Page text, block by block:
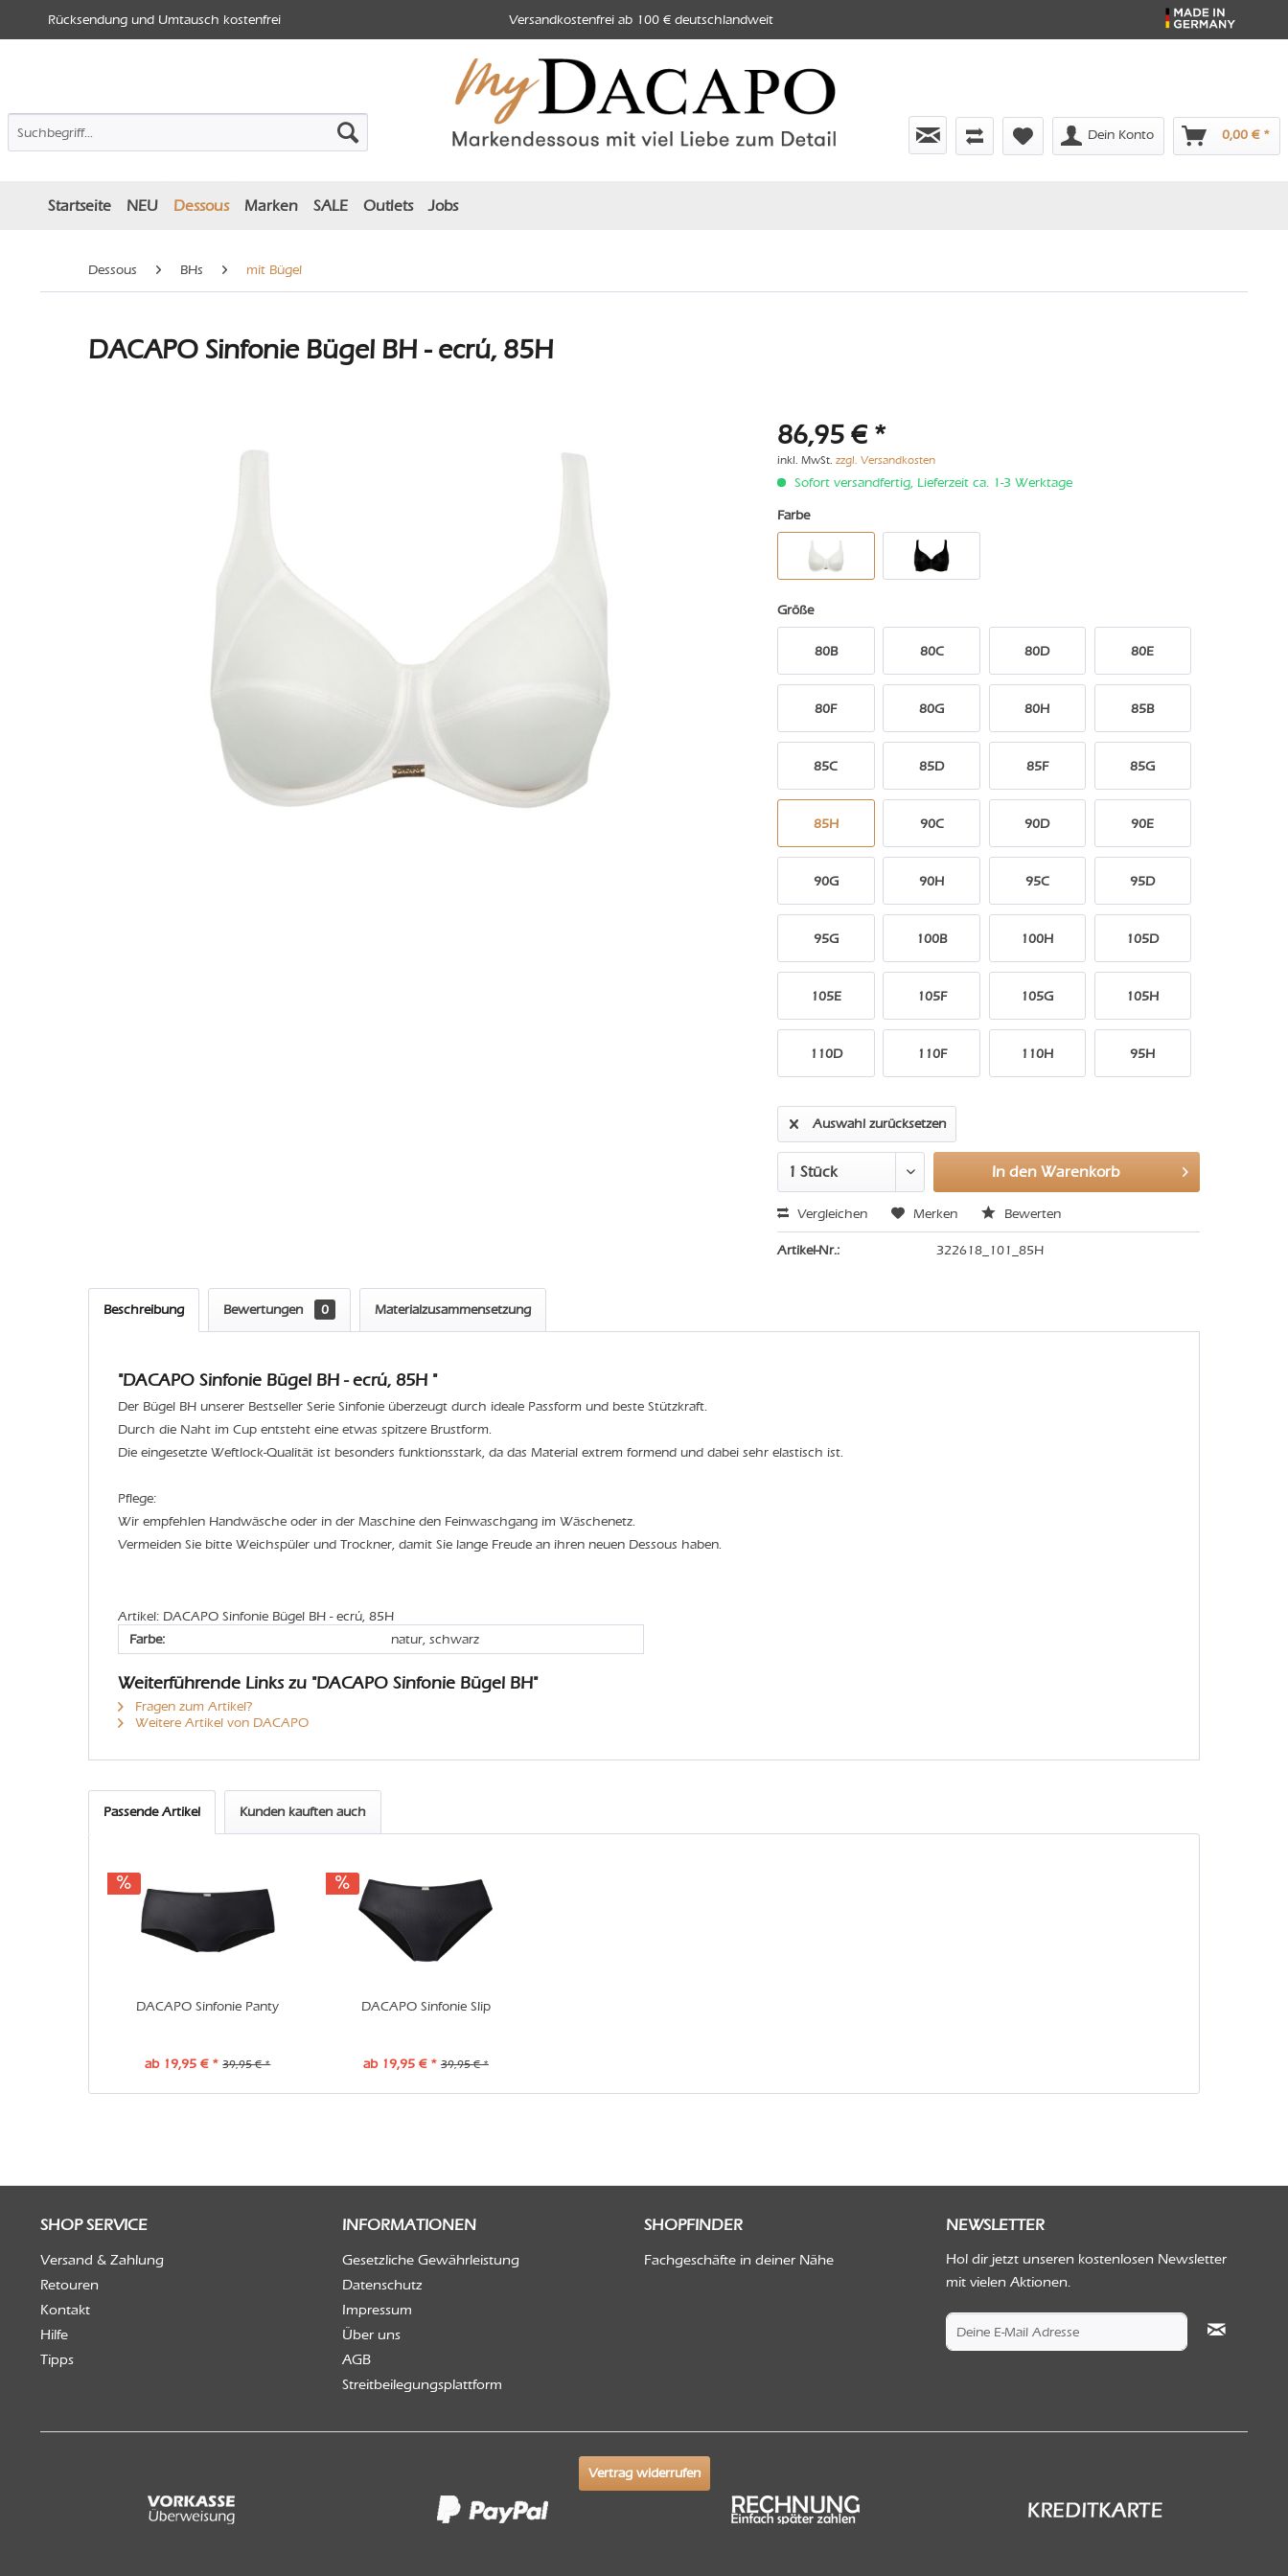
Rücksendung und Umtausch kostenfrei Versandkostenfrei ab 100 € deutschlandweit
Dein Konto 0,00 € *
Startseite NEU Dessous Marken SALE Outlets Jobs
Dessous BHs mit Bügel
DACAPO Sinfonie Bügel BH - ecrú, 85H
86,95 € *
inkl. MwSt.zzgl. Versandkosten
Sofort versandfertig, Lieferzeit ca. 1-3 Werktage
Farbe
Größe
80B 80C 80D 80E
80F 80G 80H 85B
85C 85D 85F 85G
85H 90C 90D 90E
90G 90H 95C 95D
95G 100B 100H 105D
105E 105F 105G 105H
110D 110F 110H 95H
Auswahl zurücksetzen
In den Warenkorb
Vergleichen Merken Bewerten
Artikel-Nr.: 322618_101_85H
Beschreibung Bewertungen 0 Materialzusammensetzung
"DACAPO Sinfonie Bügel BH - ecrú, 85H "
Der Bügel BH unserer Bestseller Serie Sinfonie überzeugt durch ideale Passform und beste Stützkraft.
Durch die Naht im Cup entsteht eine etwas spitzere Brustform.
Die eingesetzte Weftlock-Qualität ist besonders funktionsstark, da das Material extrem formend und dabei sehr elastisch ist.
Pflege:
Wir empfehlen Handwäsche oder in der Maschine den Feinwaschgang im Wäschenetz.
Vermeiden Sie bitte Weichspüler und Trockner, damit Sie lange Freude an ihren neuen Dessous haben.
Artikel: DACAPO Sinfonie Bügel BH - ecrú, 85H
Farbe:
natur, schwarz
Weiterführende Links zu "DACAPO Sinfonie Bügel BH"
Fragen zum Artikel?
Weitere Artikel von DACAPO
Passende Artikel Kunden kauften auch
DACAPO Sinfonie Panty
ab 19,95 € * 39,95 € *
DACAPO Sinfonie Slip
ab 19,95 € * 39,95 € *
SHOP SERVICE
Versand & Zahlung
Retouren
Kontakt
Hilfe
Tipps
INFORMATIONEN
Gesetzliche Gewährleistung
Datenschutz
Impressum
Über uns
AGB
Streitbeilegungsplattform
SHOPFINDER
Fachgeschäfte in deiner Nähe
NEWSLETTER
Hol dir jetzt unseren kostenlosen Newsletter
mit vielen Aktionen.
Vertrag widerrufen